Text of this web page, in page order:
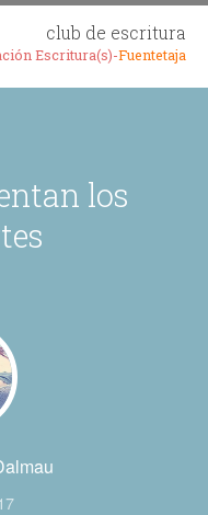
club de escritura
Escritura(s)-Fuentetaja
los